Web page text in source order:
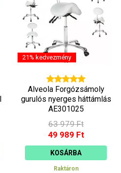
21% kedvezmény
Alveola Forgózsámoly
gurulós nyerges háttámlás
AE301025
63 979 Ft
49 989 Ft
KOSÁRBA
Raktáron